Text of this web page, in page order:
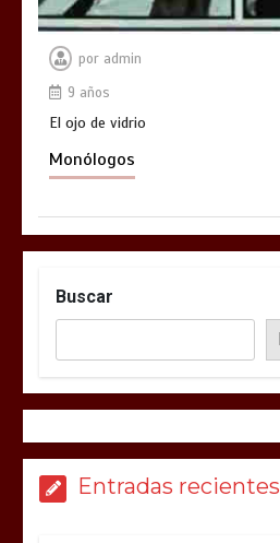
por admin
9 años
El ojo de vidrio
Monólogos
Buscar
Entradas recientes